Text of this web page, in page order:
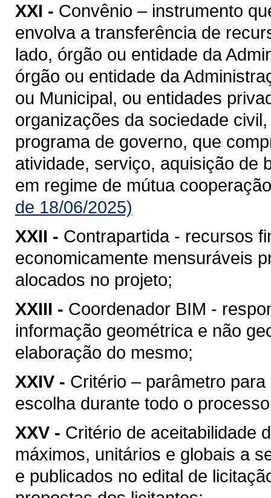
XXI - Convênio – instrumento
envolva a transferência de
lado, órgão ou entidade da
órgão ou entidade da
ou Municipal, ou entidades
organizações da sociedade
programa de governo, que
atividade, serviço, aquisição de
em regime de mútua
de 18/06/2025)
XXII - Contrapartida - recursos
economicamente mensuráveis
alocados no projeto;
XXIII - Coordenador BIM -
informação geométrica e não
elaboração do mesmo;
XXIV - Critério – parâmetro
escolha durante todo o
XXV - Critério de aceitabilidade
máximos, unitários e globais a
e publicados no edital de